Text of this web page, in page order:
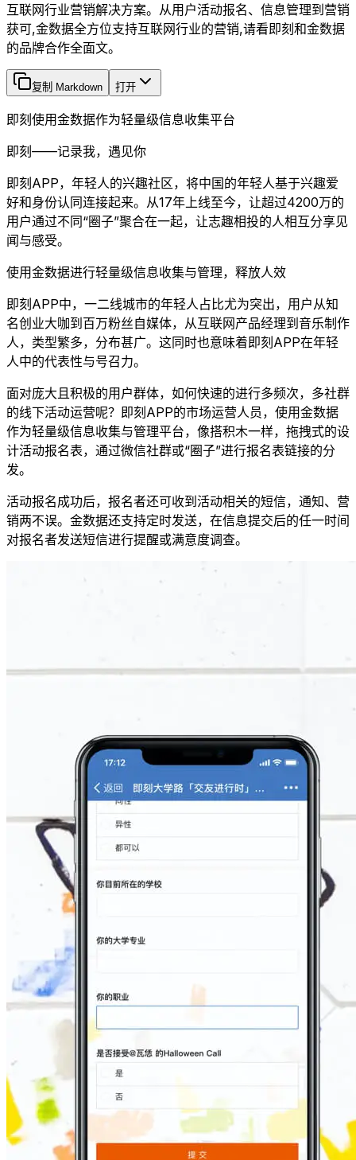
互联网行业营销解决方案。从用户活动报名、信息管理到营销
获可,金数据全方位支持互联网行业的营销,请看即刻和金数据
的品牌合作全面文。
复制 Markdown 打开
即刻使用金数据作为轻量级信息收集平台
即刻——记录我，遇见你
即刻APP，年轻人的兴趣社区，将中国的年轻人基于兴趣爱
好和身份认同连接起来。从17年上线至今，让超过4200万的
用户通过不同“圈子”聚合在一起，让志趣相投的人相互分享见
闻与感受。
使用金数据进行轻量级信息收集与管理，释放人效
即刻APP中，一二线城市的年轻人占比尤为突出，用户从知
名创业大咖到百万粉丝自媒体，从互联网产品经理到音乐制作
人，类型繁多，分布甚广。这同时也意味着即刻APP在年轻
人中的代表性与号召力。
面对庞大且积极的用户群体，如何快速的进行多频次，多社群
的线下活动运营呢？即刻APP的市场运营人员，使用金数据
作为轻量级信息收集与管理平台，像搭积木一样，拖拽式的设
计活动报名表，通过微信社群或“圈子”进行报名表链接的分
发。
活动报名成功后，报名者还可收到活动相关的短信，通知、营
销两不误。金数据还支持定时发送，在信息提交后的任一时间
对报名者发送短信进行提醒或满意度调查。